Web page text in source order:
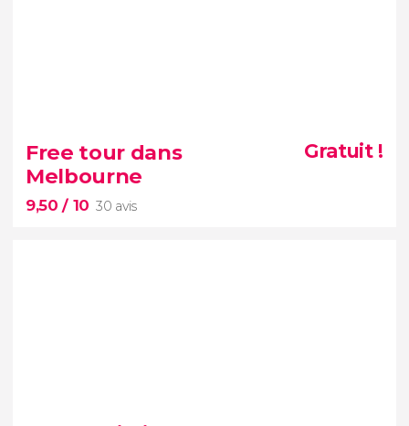
1 avis
sites les plus emblématiques de la
deuxième plus grande ville d’Australi
Free tour dans
Melbourne
9,50/ 10 30 avis
Gratuit !